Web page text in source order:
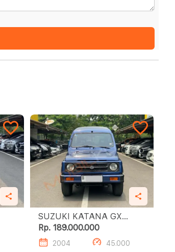
SUZUKI KATANA GX
MANUAL
Rp. 189.000.000
2004 45.000